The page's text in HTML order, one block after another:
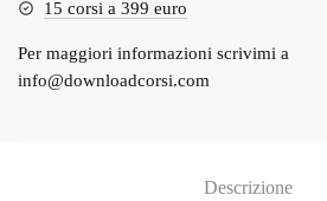
15 corsi a 399 euro
Per maggiori informazioni scrivimi a
info@downloadcorsi.com
Descrizione